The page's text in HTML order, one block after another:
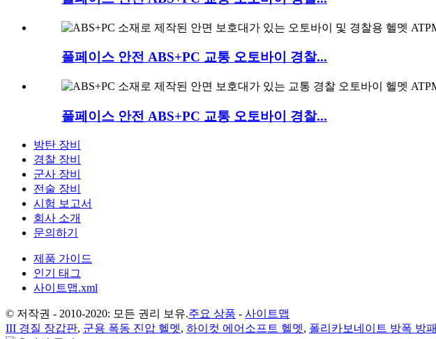
풀페이스 안전 ABS+PC 교통 오토바이 경찰...
풀페이스 안전 ABS+PC 교통 오토바이 경찰...
방탄 장비
경찰 장비
군사 장비
전술 장비
시험 보고서
회사 소개
문의하기
제품 가이드
인기 태그
사이트맵.xml
© 저작권 - 2010-2020: 모든 권리 보유.주요 상품 - 사이트맵
III 경질 장갑판, 군용 폭동 진압 헬멧, 하이컷 에어소프트 헬멧, 폴리카보네이트 방폭 방패